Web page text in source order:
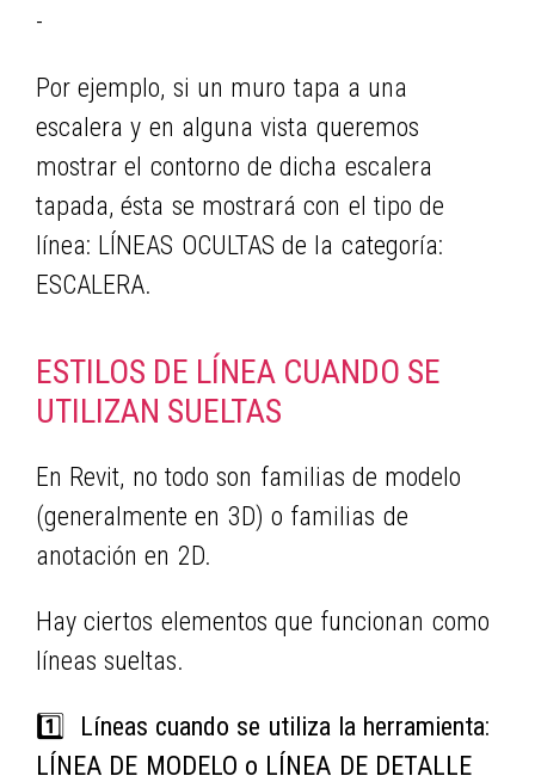
-
Por ejemplo, si un muro tapa a una
escalera y en alguna vista queremos
mostrar el contorno de dicha escalera
tapada, ésta se mostrará con el tipo de
línea: LÍNEAS OCULTAS de la categoría:
ESCALERA.
ESTILOS DE LÍNEA CUANDO SE
UTILIZAN SUELTAS
En Revit, no todo son familias de modelo
(generalmente en 3D) o familias de
anotación en 2D.
Hay ciertos elementos que funcionan como
líneas sueltas.
1️⃣ Líneas cuando se utiliza la herramienta:
LÍNEA DE MODELO o LÍNEA DE DETALLE